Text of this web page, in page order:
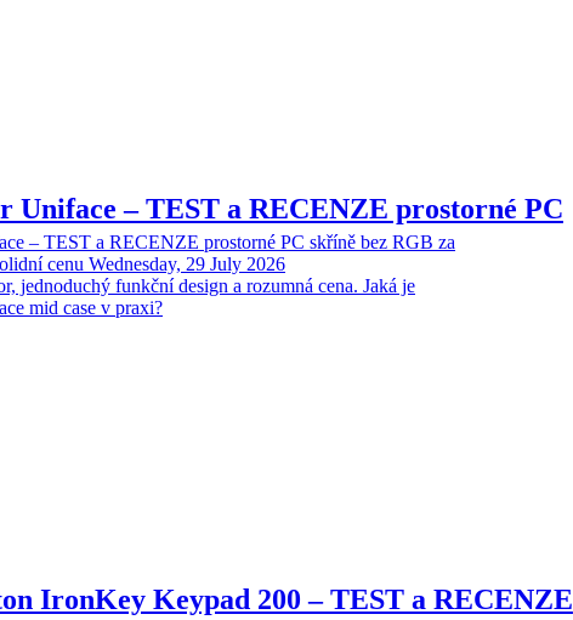
Uniface – TEST a RECENZE prostorné PC
– TEST a RECENZE prostorné PC skříně bez RGB za
cenu Wednesday, 29 July 2026
jednoduchý funkční design a rozumná cena. Jaká je
mid case v praxi?
IronKey Keypad 200 – TEST a RECENZE